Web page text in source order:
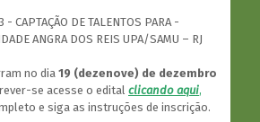
CAPTAÇÃO DE TALENTOS PARA -
ANGRA DOS REIS UPA/SAMU – RJ
no dia 19 (dezenove) de dezembro
se acesse o edital clicando aqui,
e siga as instruções de inscrição.